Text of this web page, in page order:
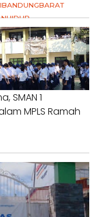
SMAN 1
MPLS Ramah